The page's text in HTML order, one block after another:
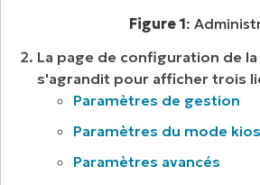
Figure 1:
La page de configuration de
s'agrandit pour afficher trois
Paramètres de gestion
Paramètres du mode
Paramètres avancés